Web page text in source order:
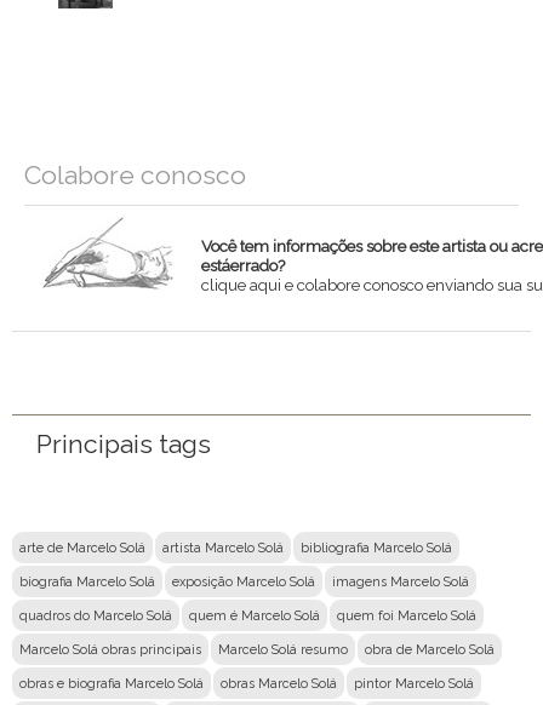
Colabore conosco
Você tem informações sobre este artista ou
estáerrado?
clique aqui e colabore conosco enviando sua
Principais tags
arte de Marcelo Solá artista Marcelo Solá bibliografia Marcelo Solá
biografia Marcelo Solá exposição Marcelo Solá imagens Marcelo Solá
quadros do Marcelo Solá quem é Marcelo Solá quem foi Marcelo Solá
Marcelo Solá obras principais Marcelo Solá resumo obra de Marcelo Solá
obras e biografia Marcelo Solá obras Marcelo Solá pintor Marcelo Solá